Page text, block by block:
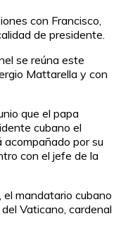
con Francisco,
de presidente.
se reúna este
Mattarella y con
que el papa
cubano el
por su
con el jefe de la
mandatario cubano
Vaticano, cardenal